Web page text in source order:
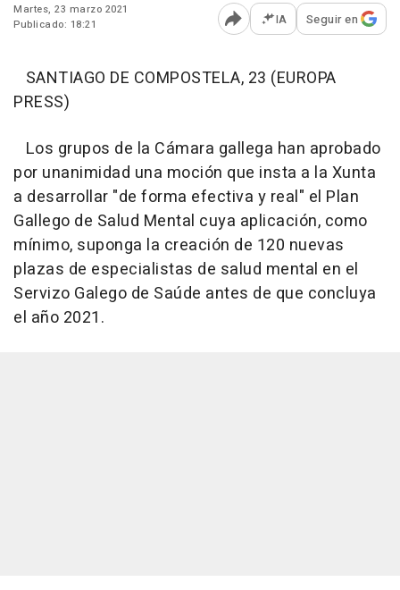
Martes, 23 marzo 2021
Publicado: 18:21
Abrir opciones para
IA Seguir en
SANTIAGO DE COMPOSTELA, 23 (EUROPA
PRESS)
Los grupos de la Cámara gallega han aprobado
por unanimidad una moción que insta a la Xunta
a desarrollar "de forma efectiva y real" el Plan
Gallego de Salud Mental cuya aplicación, como
mínimo, suponga la creación de 120 nuevas
plazas de especialistas de salud mental en el
Servizo Galego de Saúde antes de que concluya
el año 2021.